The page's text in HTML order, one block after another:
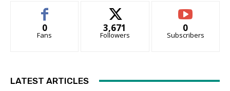
0
Fans
3,671
Followers
0
Subscribers
LATEST ARTICLES